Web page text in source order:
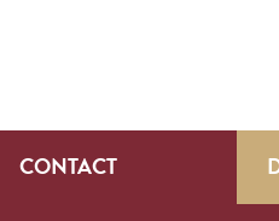
CONTACT